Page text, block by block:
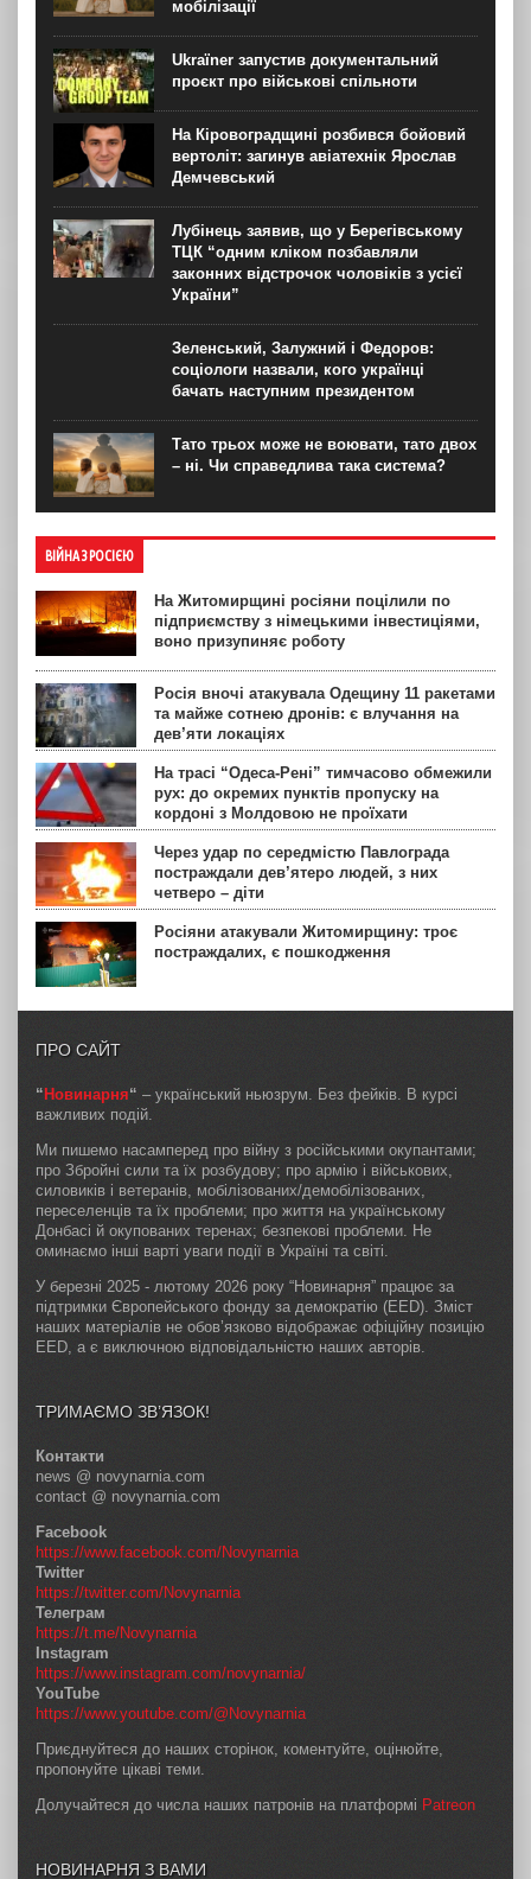
мобілізації
Ukraїner запустив документальний
проєкт про військові спільноти
На Кіровоградщині розбився бойовий
вертоліт: загинув авіатехнік Ярослав
Демчевський
Лубінець заявив, що у Берегівському
ТЦК “одним кліком позбавляли
законних відстрочок чоловіків з усієї
України”
Зеленський, Залужний і Федоров:
соціологи назвали, кого українці
бачать наступним президентом
Тато трьох може не воювати, тато двох
– ні. Чи справедлива така система?
ВІЙНА З РОСІЄЮ
На Житомирщині росіяни поцілили по
підприємству з німецькими інвестиціями,
воно призупиняє роботу
Росія вночі атакувала Одещину 11 ракетами
та майже сотнею дронів: є влучання на
дев’яти локаціях
На трасі “Одеса-Рені” тимчасово обмежили
рух: до окремих пунктів пропуску на
кордоні з Молдовою не проїхати
Через удар по середмістю Павлограда
постраждали дев’ятеро людей, з них
четверо – діти
Росіяни атакували Житомирщину: троє
постраждалих, є пошкодження
ПРО САЙТ
“ Новинарня“ – український ньюзрум. Без фейків. В курсі
важливих подій.
Ми пишемо насамперед про війну з російськими окупантами;
про Збройні сили та їх розбудову; про армію і військових,
силовиків і ветеранів, мобілізованих/демобілізованих,
переселенців та їх проблеми; про життя на українському
Донбасі й окупованих теренах; безпекові проблеми. Не
оминаємо інші варті уваги події в Україні та світі.
У березні 2025 - лютому 2026 року “Новинарня” працює за
підтримки Європейського фонду за демократію (EED). Зміст
наших матеріалів не обов’язково відображає офіційну позицію
EED, а є виключною відповідальністю наших авторів.
ТРИМАЄМО ЗВ’ЯЗОК!
Контакти
news @ novynarnia.com
contact @ novynarnia.com
Facebook
https://www.facebook.com/Novynarnia
Twitter
https://twitter.com/Novynarnia
Телеграм
https://t.me/Novynarnia
Instagram
https://www.instagram.com/novynarnia/
YouTube
https://www.youtube.com/@Novynarnia
Приєднуйтеся до наших сторінок, коментуйте, оцінюйте,
пропонуйте цікаві теми.
Долучайтеся до числа наших патронів на платформі Patreon
НОВИНАРНЯ З ВАМИ